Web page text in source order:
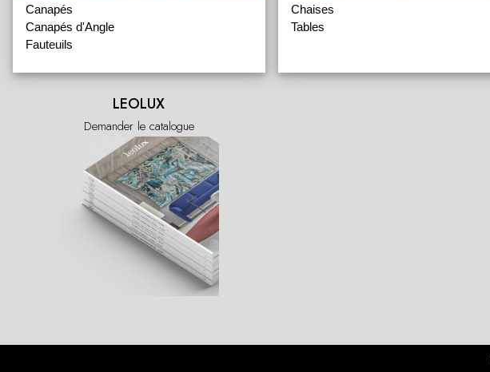
Canapés
Canapés d'Angle
Fauteuils
Chaises
Tables
LEOLUX
Demander le catalogue